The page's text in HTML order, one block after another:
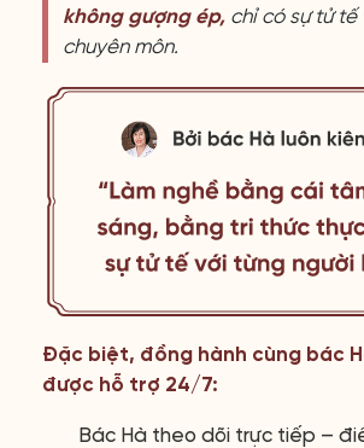
không gượng ép, chỉ có sự tử
chuyên môn.
Đặc biệt, đồng hành cùng bác
được hỗ trợ 24/7:
Bác Hà theo dõi trực tiếp –